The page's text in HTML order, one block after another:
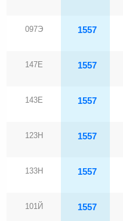
097Э 1557
147Е 1557
143Е 1557
123Н 1557
133Н 1557
101Й 1557